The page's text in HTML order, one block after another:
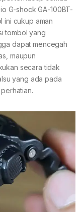
G-shock GA-100BT-
ini cukup aman
tombol yang
dapat mencegah
maupun
secara tidak
yang ada pada